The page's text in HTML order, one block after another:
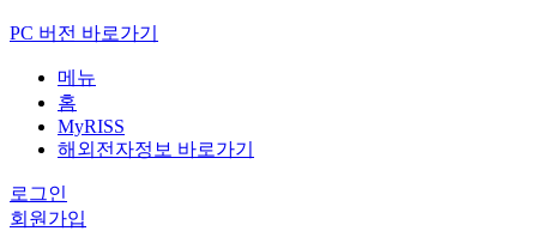
PC 버전 바로가기
메뉴
홈
MyRISS
해외전자정보 바로가기
로그인
회원가입